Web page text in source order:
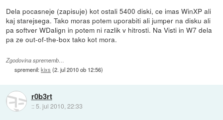
Dela pocasneje (zapisuje) kot ostali 5400 diski, ce imas WinXP ali
kaj starejsega. Tako moras potem uporabiti ali jumper na disku ali
pa softver WDalign in potem ni razlik v hitrosti. Na Visti in W7 dela
pa ze out-of-the-box tako kot mora.
Zgodovina sprememb…
spremenil:kixs (2. jul 2010 ob 12:56)
r0b3rt
:: 5. jul 2010, 22:33